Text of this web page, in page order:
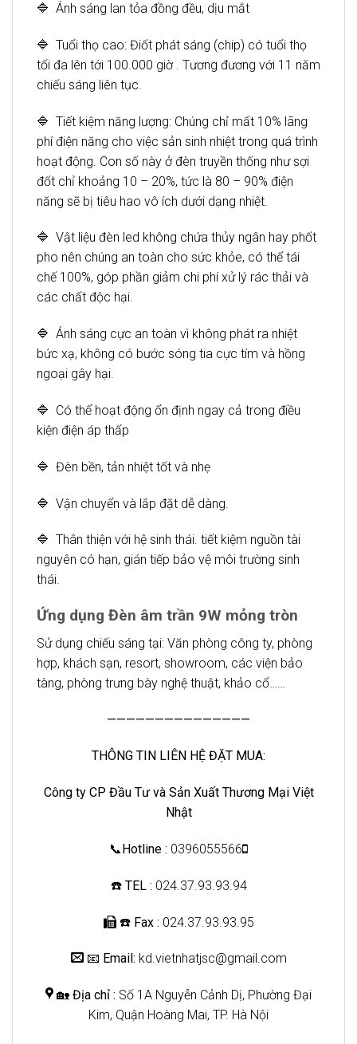
🔷 Ánh sáng lan tỏa đồng đều, dịu mắt
🔷 Tuổi thọ cao: Điốt phát sáng (chip) có tuổi thọ
tối đa lên tới 100.000 giờ . Tương đương với 11 năm
chiếu sáng liên tục.
🔷 Tiết kiệm năng lượng: Chúng chỉ mất 10% lãng
phí điện năng cho việc sản sinh nhiệt trong quá trình
hoạt động. Con số này ở đèn truyền thống như sợi
đốt chỉ khoảng 10 – 20%, tức là 80 – 90% điện
năng sẽ bị tiêu hao vô ích dưới dạng nhiệt.
🔷 Vật liệu đèn led không chứa thủy ngân hay phốt
pho nên chúng an toàn cho sức khỏe, có thể tái
chế 100%, góp phần giảm chi phí xử lý rác thải và
các chất độc hại.
🔷 Ánh sáng cực an toàn vì không phát ra nhiệt
bức xạ, không có bước sóng tia cực tím và hồng
ngoại gây hại.
🔷 Có thể hoạt động ổn định ngay cả trong điều
kiện điện áp thấp
🔷 Đèn bền, tản nhiệt tốt và nhẹ
🔷 Vận chuyển và lắp đặt dễ dàng.
🔷 Thân thiện với hệ sinh thái. tiết kiệm nguồn tài
nguyên có hạn, gián tiếp bảo vệ môi trường sinh
thái.
Ứng dụng Đèn âm trần 9W mỏng tròn
Sử dụng chiếu sáng tại: Văn phòng công ty, phòng
hợp, khách sạn, resort, showroom, các viện bảo
tàng, phòng trưng bày nghệ thuật, khảo cổ……
———————————————
THÔNG TIN LIÊN HỆ ĐẶT MUA:
Công ty CP Đầu Tư và Sản Xuất Thương Mại Việt
Nhật
📞Hotline : 0396055566
☎️ TEL : 024.37.93.93.94
☎️ Fax : 024.37.93.93.95
📧 Email: kd.vietnhatjsc@gmail.com
🏡 Địa chỉ : Số 1A Nguyễn Cảnh Dị, Phường Đại
Kim, Quận Hoàng Mai, TP. Hà Nội